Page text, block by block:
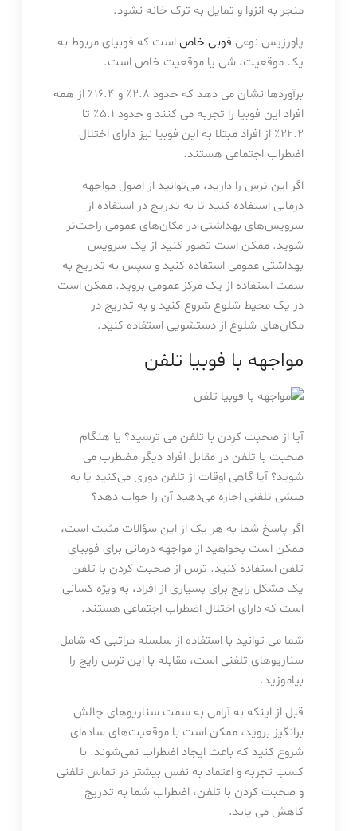
منجر به انزوا و تمایل به ترک خانه نشود.
پاورزیس نوعی فوبی خاصاست که فوبیای مربوط به
یک موقعیت، شی یا موقعیت خاص است.
برآوردها نشان می دهد که حدود ۲.۸٪ و ۱۶.۴٪ از همه
افراد این فوبیا را تجربه می کنند و حدود ۵.۱٪ تا
۲۲.۲٪ از افراد مبتلا به این فوبیا نیز دارای اختلال
اضطراب اجتماعی هستند.
اگر این ترس را دارید، می‌توانید از اصول مواجهه
درمانی استفاده کنید تا به تدریج در استفاده از
سرویس‌های بهداشتی در مکان‌های عمومی راحت‌تر
شوید. ممکن است تصور کنید از یک سرویس
بهداشتی عمومی استفاده کنید و سپس به تدریج به
سمت استفاده از یک مرکز عمومی بروید. ممکن است
در یک محیط شلوغ شروع کنید و به تدریج در
مکان‌های شلوغ از دستشویی استفاده کنید.
مواجهه با فوبیا تلفن
آیا از صحبت کردن با تلفن می ترسید؟ یا هنگام
صحبت با تلفن در مقابل افراد دیگر مضطرب می
شوید؟ آیا گاهی اوقات از تلفن دوری می‌کنید یا به
منشی تلفنی اجازه می‌دهید آن را جواب دهد؟
اگر پاسخ شما به هر یک از این سؤالات مثبت است،
ممکن است بخواهید از مواجهه درمانی برای فوبیای
تلفن استفاده کنید. ترس از صحبت کردن با تلفن
یک مشکل رایج برای بسیاری از افراد، به ویژه کسانی
است که دارای اختلال اضطراب اجتماعی هستند.
شما می توانید با استفاده از سلسله مراتبی که شامل
سناریوهای تلفنی است، مقابله با این ترس رایج را
بیاموزید.
قبل از اینکه به آرامی به سمت سناریوهای چالش
برانگیز بروید، ممکن است با موقعیت‌های ساده‌ای
شروع کنید که باعث ایجاد اضطراب نمی‌شوند. با
کسب تجربه و اعتماد به نفس بیشتر در تماس تلفنی
و صحبت کردن با تلفن، اضطراب شما به تدریج
کاهش می یابد.